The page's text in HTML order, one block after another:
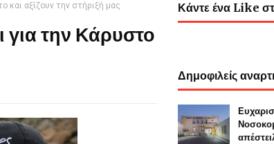
και αξίζουν την στήριξή μας
για την Κάρυστο
Κάντε ένα Like
Δημοφιλείς